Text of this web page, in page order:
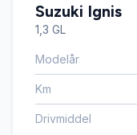
Suzuki Ignis
1,3 GL
Modelår
Km
Drivmiddel